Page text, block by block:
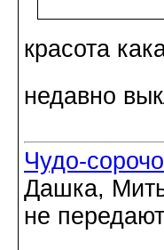
красота
недавно
Чудо-
Дашка,
не